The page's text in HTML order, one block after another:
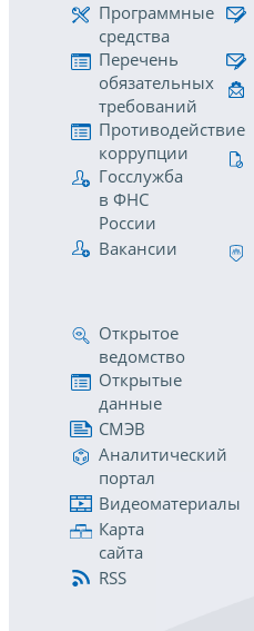
Программные
средства
Перечень
обязательных
требований
Противодействие
коррупции
Госслужба
в ФНС
России
Вакансии
Открытое
ведомство
Открытые
данные
СМЭВ
Аналитический
портал
Видеоматериалы
Карта
сайта
RSS